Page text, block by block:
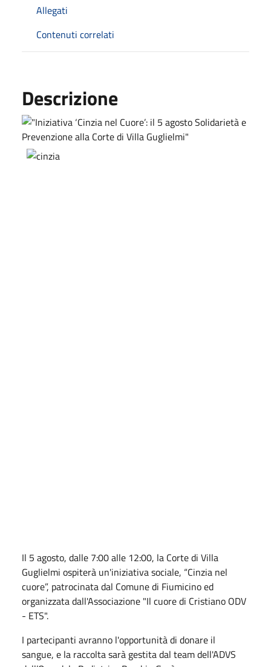
Allegati
Contenuti correlati
Descrizione
Il 5 agosto, dalle 7:00 alle 12:00, la Corte di Villa
Guglielmi ospiterà un'iniziativa sociale, “Cinzia nel
cuore”, patrocinata dal Comune di Fiumicino ed
organizzata dall'Associazione "Il cuore di Cristiano ODV
- ETS".
I partecipanti avranno l'opportunità di donare il
sangue, e la raccolta sarà gestita dal team dell'ADVS